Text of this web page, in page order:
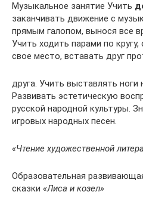
Музыкальное занятие Учить
заканчивать движение с
прямым галопом, вынося все
Учить ходить парами по кругу,
свое место, вставать друг
друга. Учить выставлять ноги
Развивать эстетическую
русской народной культуры.
игровых народных песен.
«Чтение художественной
Образовательная
сказки «Лиса и козел»